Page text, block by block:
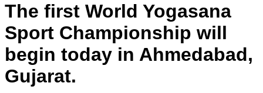
The first World Yogasana
Sport Championship will
begin today in Ahmedabad,
Gujarat.